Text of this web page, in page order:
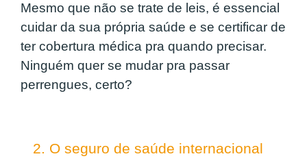
Mesmo que não se trate de leis, é essencial
cuidar da sua própria saúde e se certificar de
ter cobertura médica pra quando precisar.
Ninguém quer se mudar pra passar
perrengues, certo?
2. O seguro de saúde internacional